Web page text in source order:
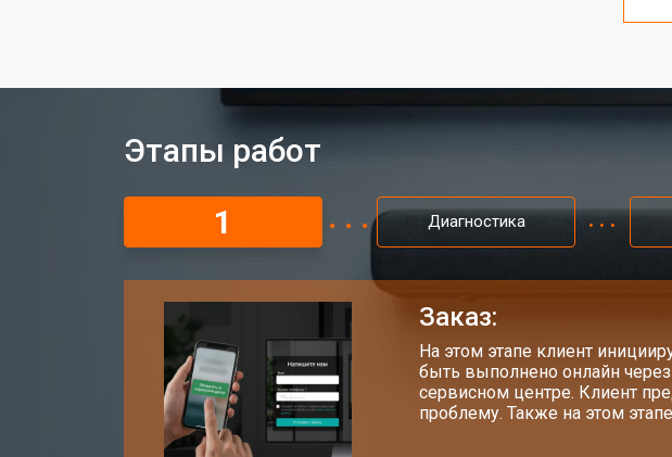
Этапы работ
1
Диагностика
Заказ:
На этом этапе клиент
быть выполнено онлайн
сервисном центре. Клиент
проблему. Также на этом